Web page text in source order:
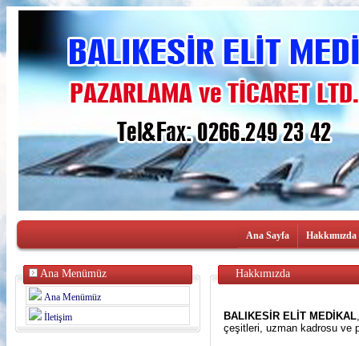
Ana Sayfa Hakkımızda
Ana Menümüz
Ana Menümüz
İletişim
Hakkımızda
BALIKESİR ELİT MEDİKAL
çeşitleri, uzman kadrosu ve